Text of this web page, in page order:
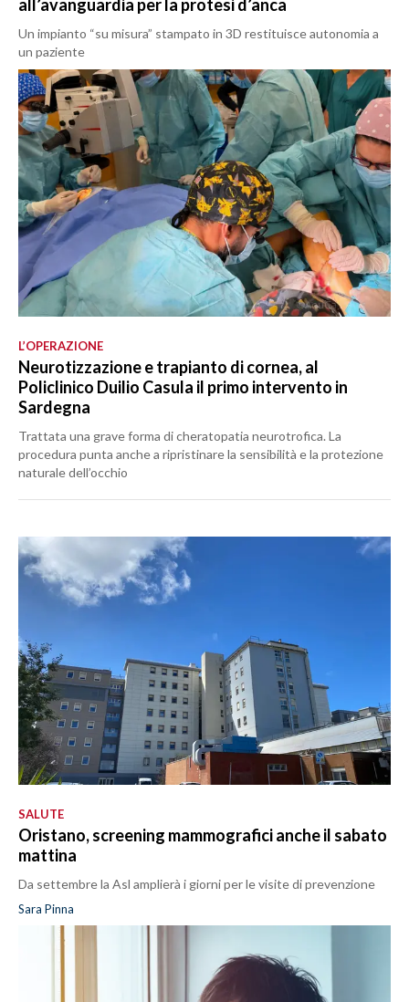
all’avanguardia per la protesi d’anca
Un impianto “su misura” stampato in 3D restituisce autonomia a
un paziente
L’OPERAZIONE
Neurotizzazione e trapianto di cornea, al
Policlinico Duilio Casula il primo intervento in
Sardegna
Trattata una grave forma di cheratopatia neurotrofica. La
procedura punta anche a ripristinare la sensibilità e la protezione
naturale dell’occhio
SALUTE
Oristano, screening mammografici anche il sabato
mattina
Da settembre la Asl amplierà i giorni per le visite di prevenzione
Sara Pinna